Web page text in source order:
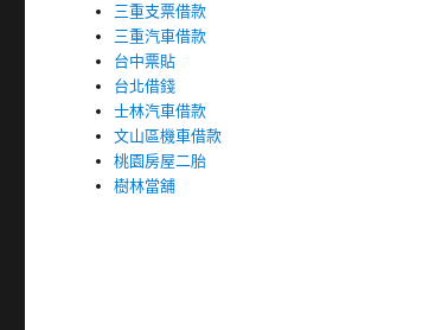
三重支票借款
三重汽車借款
台中票貼
台北借錢
士林汽車借款
文山區機車借款
桃園房屋二胎
樹林當舖